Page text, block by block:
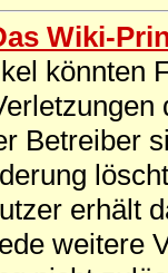
Wiki-
könnten
Betreiber
erhält
weitere